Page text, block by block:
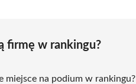
firmę w rankingu?
miejsce na podium w rankingu?